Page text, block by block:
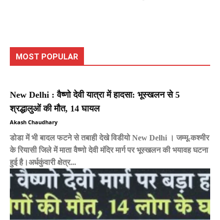
MOST POPULAR
New Delhi : वैष्णो देवी यात्रा में हादसा: भूस्खलन से 5
श्रद्धालुओं की मौत, 14 घायल
Akash Chaudhary
डोडा में भी बादल फटने से तबाही देखे विडीयो New Delhi । जम्मू-कश्मीर
के रियासी जिले में माता वैष्णो देवी मंदिर मार्ग पर भूस्खलन की भयावह घटना
हुई है।अर्धकुंवारी क्षेत्र...